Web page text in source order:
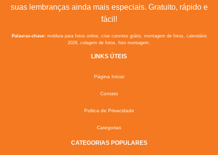
suas lembranças ainda mais especiais. Gratuito, rápido e
fácil!
Palavras-chave:moldura para fotos online, criar convites grátis, montagem de fotos, calendário
2026, colagem de fotos, foto montagem.
LINKS ÚTEIS
Página Inicial
Contato
Poltica de Privacidade
Categorias
CATEGORIAS POPULARES